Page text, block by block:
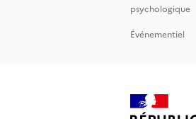
psychologique
Événementiel